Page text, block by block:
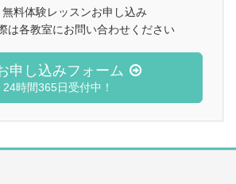
無料体験レッスンお申し込み
は各教室にお問い合わせください
申し込みフォーム
24時間365日受付中！